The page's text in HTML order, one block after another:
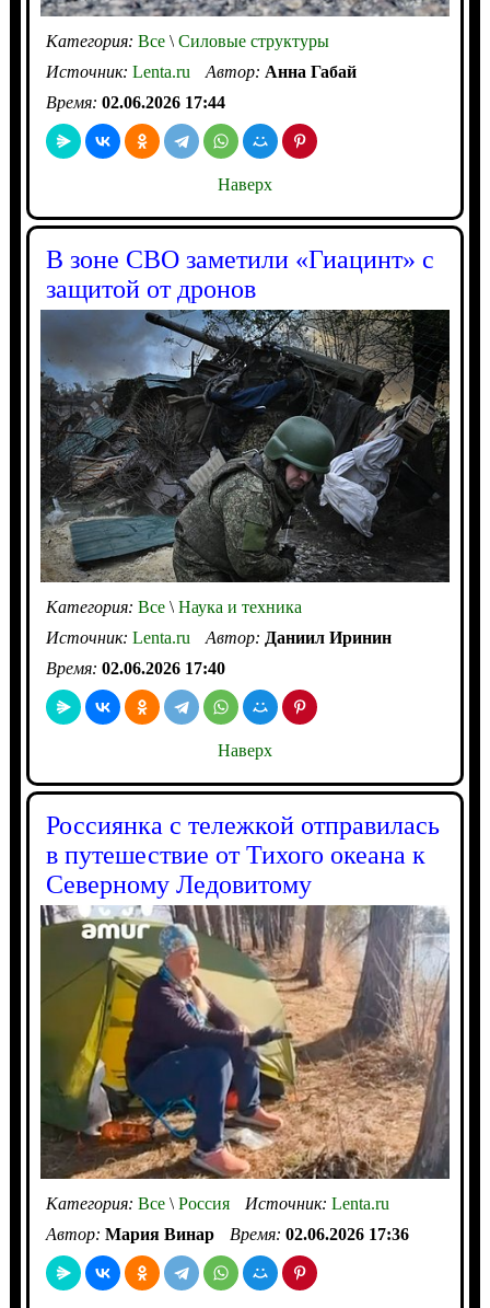
Категория: Все\Силовые структуры
Источник: Lenta.ru Автор: Анна Габай
Время: 02.06.2026 17:44
Наверх
В зоне СВО заметили «Гиацинт» с
защитой от дронов
Категория: Все\Наука и техника
Источник: Lenta.ru Автор: Даниил Иринин
Время: 02.06.2026 17:40
Наверх
Россиянка с тележкой отправилась
в путешествие от Тихого океана к
Северному Ледовитому
Категория: Все\Россия Источник: Lenta.ru
Автор: Мария Винар Время: 02.06.2026 17:36